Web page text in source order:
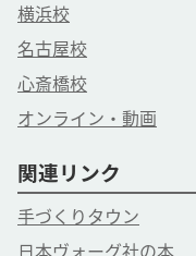
横浜校
名古屋校
心斎橋校
オンライン・動画
関連リンク
手づくりタウン